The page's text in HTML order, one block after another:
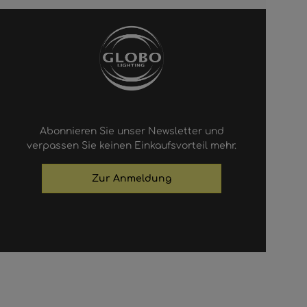
Abonnieren Sie unser Newsletter und
verpassen Sie keinen Einkaufsvorteil mehr.
Zur Anmeldung